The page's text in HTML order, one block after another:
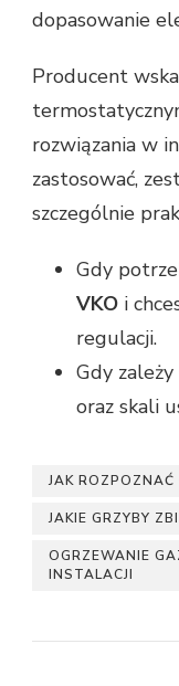
dopasowanie
Producent
rozwiązania w
zastosować,
szczególnie
Gdy
VKO i
regulacji.
Gdy
oraz skali
JAK ROZPOZNAĆ
JAKIE GRZYBY
OGRZEWANIE
INSTALACJI